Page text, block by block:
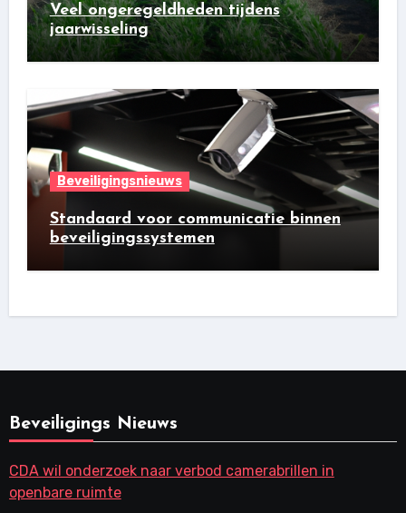
Veel ongeregeldheden tijdens
jaarwisseling
Beveiligingsnieuws
Standaard voor communicatie binnen
beveiligingssystemen
Beveiligings Nieuws
CDA wil onderzoek naar verbod camerabrillen in
openbare ruimte